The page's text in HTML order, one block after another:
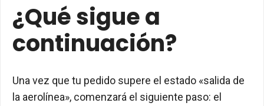
¿Qué sigue a
continuación?
Una vez que tu pedido supere el estado «salida de
la aerolínea», comenzará el siguiente paso: el